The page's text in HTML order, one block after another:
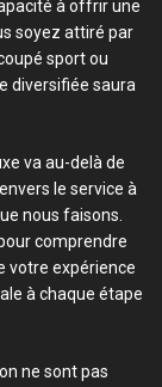
à offrir une
soyez attiré par
sport ou
diversifiée saura
va au-delà de
le service à
nous faisons.
comprendre
votre expérience
à chaque étape
ne sont pas